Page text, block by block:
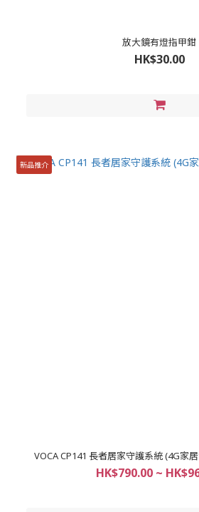
放大鏡有燈指甲鉗
HK$30.00
新品推介
VOCA CP141 長者居家守護系統 (4G家
HK$790.00 ~